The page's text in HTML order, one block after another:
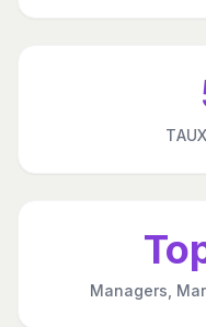
Managers,